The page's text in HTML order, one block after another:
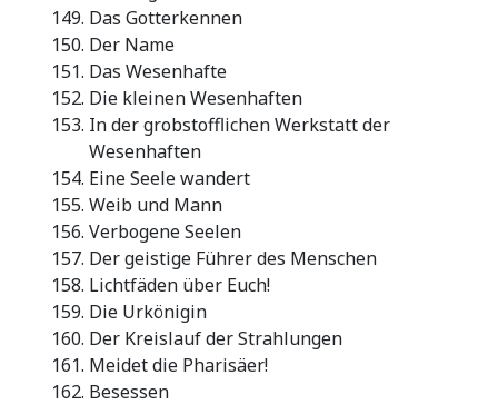
Das Gotterkennen
Der Name
Das Wesenhafte
Die kleinen Wesenhaften
In der grobstofflichen Werkstatt der
Wesenhaften
Eine Seele wandert
Weib und Mann
Verbogene Seelen
Der geistige Führer des Menschen
Lichtfäden über Euch!
Die Urkönigin
Der Kreislauf der Strahlungen
Meidet die Pharisäer!
Besessen